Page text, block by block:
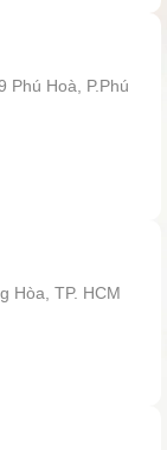
Phú Hoà, P.Phú
Hòa, TP. HCM